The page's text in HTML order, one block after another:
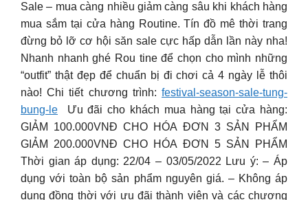
Sale – mua càng nhiều giảm càng sâu khi khách hàng
mua sắm tại cửa hàng Routine​. Tín đồ mê thời trang
đừng bỏ lỡ cơ hội săn sale cực hấp dẫn lần này nha!​
Nhanh nhanh ghé Rou tine để chọn cho mình những
“outfit” thật đẹp để chuẩn bị đi chơi cả 4 ngày lễ thôi
nào!​ Chi tiết chương trình: festival-season-sale-tung-
bung-le ​ Ưu đãi cho khách mua hàng tại cửa hàng:​
GIẢM 100.000VNĐ CHO HÓA ĐƠN 3 SẢN PHẨM​
GIẢM 200.000VNĐ CHO HÓA ĐƠN 5 SẢN PHẨM​
Thời gian áp dụng: 22/04 – 03/05/2022​ Lưu ý:​ – Áp
dụng với toàn bộ sản phẩm nguyên giá.​ – Không áp
dụng đồng thời với ưu đãi thành viên và các chương